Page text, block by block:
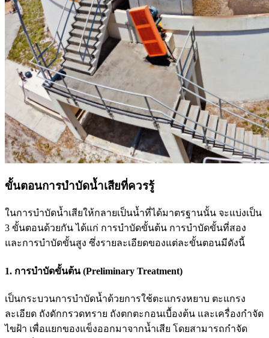
ขั้นตอนการบำบัดน้ำเสียที่ควรรู้
ในการบำบัดน้ำเสียให้กลายเป็นน้ำที่ได้มาตรฐานนั้น จะแบ่งเป็น
3 ขั้นตอนด้วยกัน ได้แก่ การบำบัดขั้นต้น การบำบัดขั้นที่สอง
และการบำบัดขั้นสูง ซึ่งรายละเอียดของแต่ละขั้นตอนมีดังนี้
1. การบำบัดขั้นต้น (Preliminary Treatment)
เป็นกระบวนการบำบัดน้ำด้วยการใช้ตะแกรงหยาบ ตะแกรง
ละเอียด ถังดักกรวดทราย ถังตกตะกอนเบื้องต้น และเครื่องกำจัด
ไขฝ้า เพื่อแยกของแข็งออกมาจากน้ำเสีย โดยสามารถกำจัด